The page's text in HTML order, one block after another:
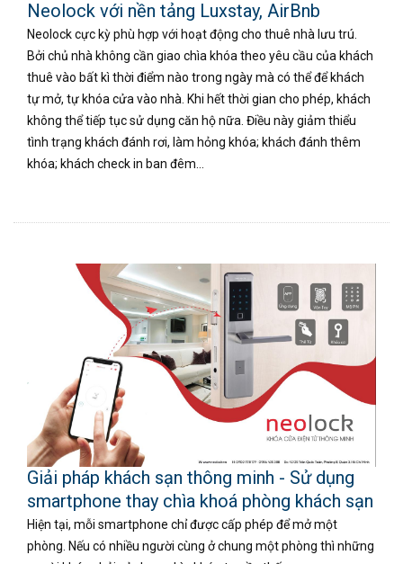
Neolock với nền tảng Luxstay, AirBnb
Neolock cực kỳ phù hợp với hoạt động cho thuê nhà lưu trú.
Bởi chủ nhà không cần giao chìa khóa theo yêu cầu của khách
thuê vào bất kì thời điểm nào trong ngày mà có thể để khách
tự mở, tự khóa cửa vào nhà. Khi hết thời gian cho phép, khách
không thể tiếp tục sử dụng căn hộ nữa. Điều này giảm thiểu
tình trạng khách đánh rơi, làm hỏng khóa; khách đánh thêm
khóa; khách check in ban đêm…
Giải pháp khách sạn thông minh - Sử dụng
smartphone thay chìa khoá phòng khách sạn
Hiện tại, mỗi smartphone chỉ được cấp phép để mở một
phòng. Nếu có nhiều người cùng ở chung một phòng thì những